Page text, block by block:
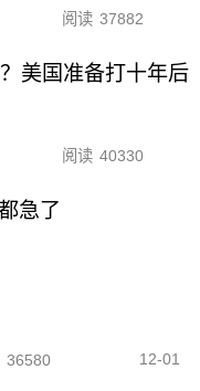
阅读 37882
美国准备打十年后
阅读 40330
急了
36580 12-01